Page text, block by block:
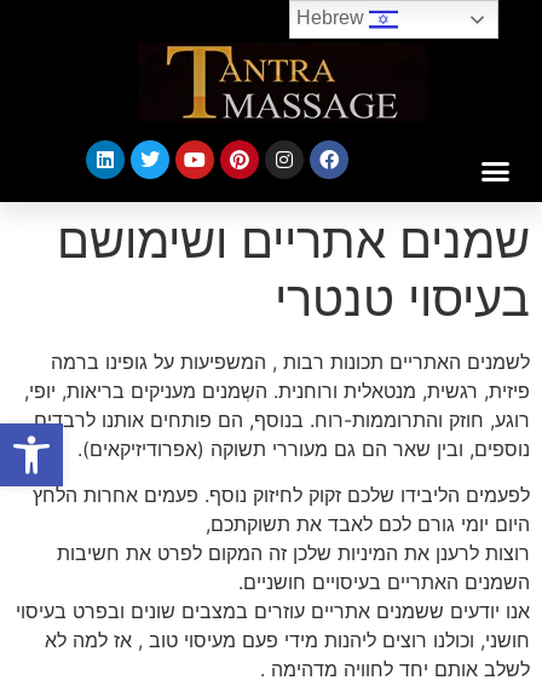
שמנים אתריים ושימושם
בעיסוי טנטרי
לשמנים האתריים תכונות רבות , המשפיעות על גופינו ברמה
פיזית, רגשית, מנטאלית ורוחנית. השְמנים מעניקים בריאות, יופי,
רוגע, חוזק והתרוממות-רוח. בנוסף, הם פותחים אותנו לרבדים
נוספים, ובין שאר הם גם מעוררי תשוקה (אפרודיזיקאים).
לפעמים הליבידו שלכם זקוק לחיזוק נוסף. פעמים אחרות הלחץ
היום יומי גורם לכם לאבד את תשוקתכם,
רוצות לרענן את המיניות שלכן זה המקום לפרט את חשיבות
השמנים האתריים בעיסויים חושניים.
אנו יודעים ששמנים אתריים עוזרים במצבים שונים ובפרט בעיסוי
חושני, וכולנו רוצים ליהנות מידי פעם מעיסוי טוב , אז למה לא
לשלב אותם יחד לחוויה מדהימה .
Hebrew